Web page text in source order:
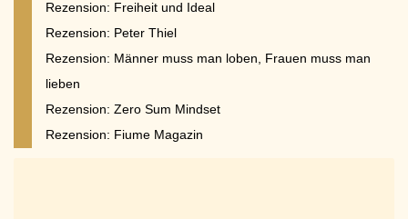
Rezension: Freiheit und Ideal
Rezension: Peter Thiel
Rezension: Männer muss man loben, Frauen muss man
lieben
Rezension: Zero Sum Mindset
Rezension: Fiume Magazin